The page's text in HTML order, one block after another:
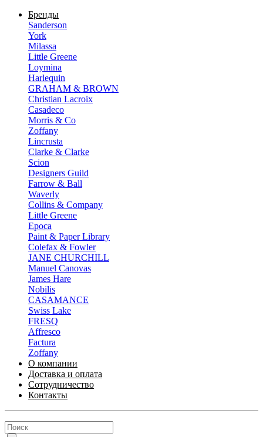
Бренды
Sanderson
York
Milassa
Little Greene
Loymina
Harlequin
GRAHAM & BROWN
Christian Lacroix
Casadeco
Morris & Co
Zoffany
Lincrusta
Clarke & Clarke
Scion
Designers Guild
Farrow & Ball
Waverly
Collins & Company
Little Greene
Epoca
Paint & Paper Library
Colefax & Fowler
JANE CHURCHILL
Manuel Canovas
James Hare
Nobilis
CASAMANCE
Swiss Lake
FRESQ
Affresco
Factura
Zoffany
О компании
Доставка и оплата
Сотрудничество
Контакты